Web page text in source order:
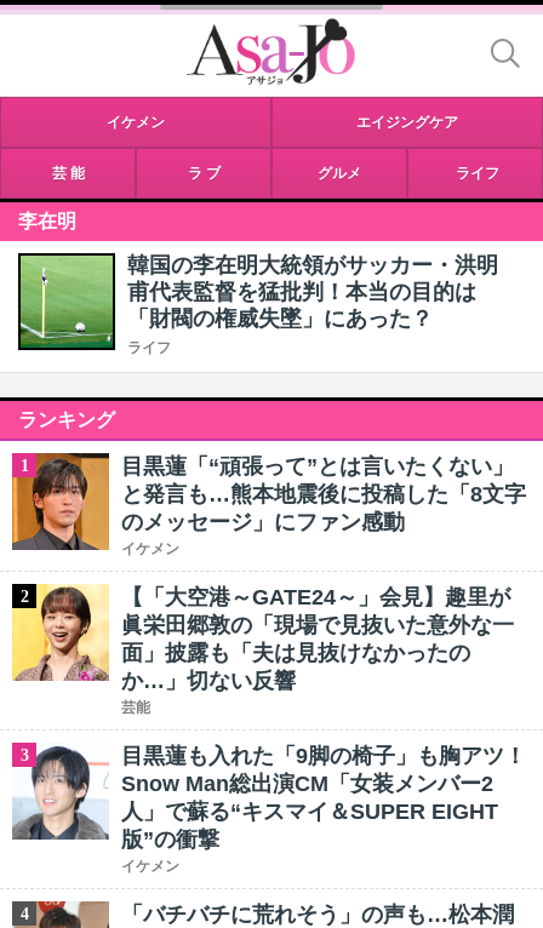
イケメン エイジングケア
芸 能 ラ ブ グルメ ライフ
李在明
韓国の李在明大統領がサッカー・洪明
甫代表監督を猛批判！本当の目的は
「財閥の権威失墜」にあった？
ライフ
ランキング
1
目黒蓮「“頑張って”とは言いたくない」
と発言も…熊本地震後に投稿した「8文字
のメッセージ」にファン感動
イケメン
2
【「大空港～GATE24～」会見】趣里が
眞栄田郷敦の「現場で見抜いた意外な一
面」披露も「夫は見抜けなかったの
か…」切ない反響
芸能
3
目黒蓮も入れた「9脚の椅子」も胸アツ！
Snow Man総出演CM「女装メンバー2
人」で蘇る“キスマイ＆SUPER EIGHT
版”の衝撃
イケメン
4
「バチバチに荒れそう」の声も…松本潤